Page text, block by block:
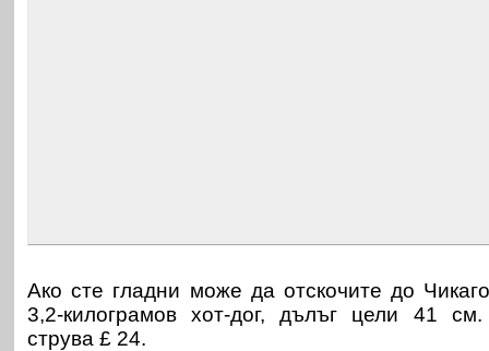
Ако сте гладни може да отскочите до
3,2-килограмов хот-дог, дълъг цели 41
струва £ 24.